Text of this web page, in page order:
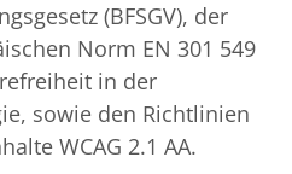
(BFSGV), der
Norm EN 301 549
in der
sowie den Richtlinien
WCAG 2.1 AA.